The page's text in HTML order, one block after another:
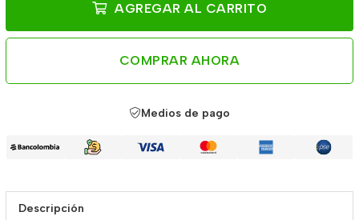
AGREGAR AL CARRITO
COMPRAR AHORA
Medios de pago
Descripción